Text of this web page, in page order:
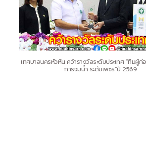
เทศบาลนครหัวหิน คว้ารางวัลระดับประเทศ “ทีมผู้
การจมน้ำ ระดับเพชร”ปี 2569